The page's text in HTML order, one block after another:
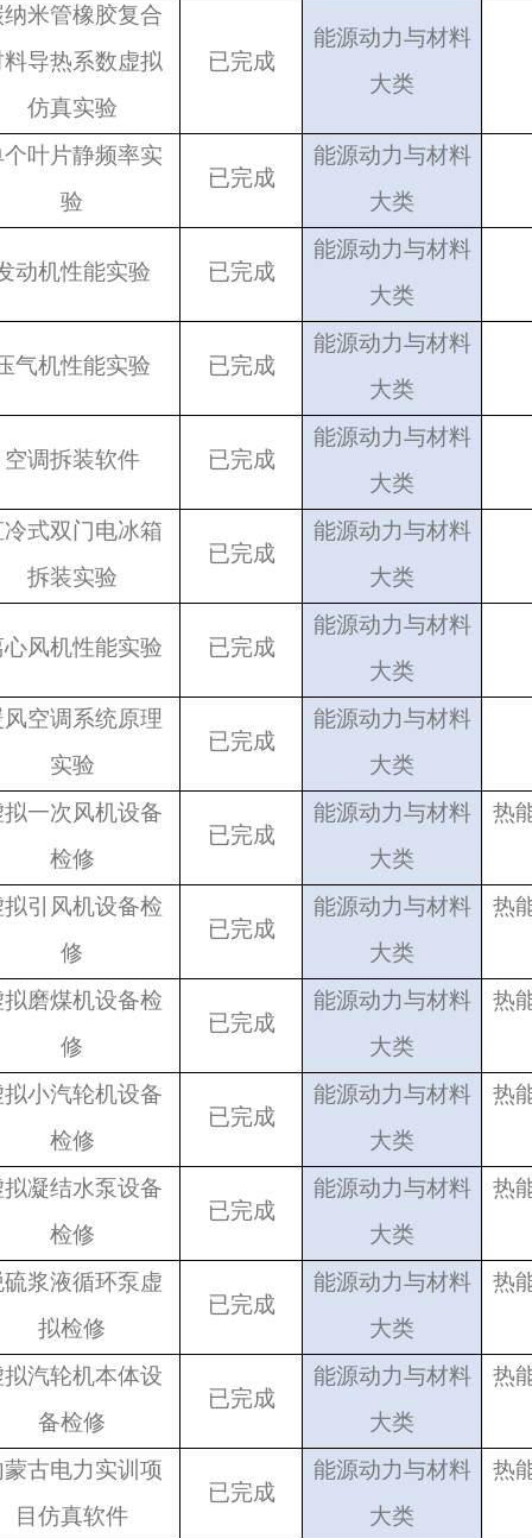
米管橡胶复合
导热系数虚拟
仿真实验
已完成
能源动力与材料
大类
叶片静频率实
验
已完成
能源动力与材料
大类
动机性能实验 已完成
能源动力与材料
大类
气机性能实验 已完成
能源动力与材料
大类
空调拆装软件 已完成
能源动力与材料
大类
式双门电冰箱
拆装实验
已完成
能源动力与材料
大类
风机性能实验 已完成
能源动力与材料
大类
空调系统原理
实验
已完成
能源动力与材料
大类
一次风机设备
检修
已完成
能源动力与材料
大类
热
引风机设备检
修
已完成
能源动力与材料
大类
热
磨煤机设备检
修
已完成
能源动力与材料
大类
热
小汽轮机设备
检修
已完成
能源动力与材料
大类
热
凝结水泵设备
检修
已完成
能源动力与材料
大类
热
浆液循环泵虚
拟检修
已完成
能源动力与材料
大类
热
汽轮机本体设
备检修
已完成
能源动力与材料
大类
热
古电力实训项
目仿真软件
已完成
能源动力与材料
大类
热